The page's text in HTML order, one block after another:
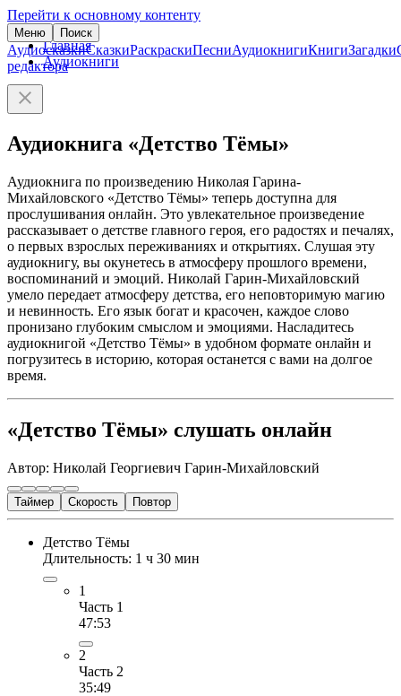
Перейти к основному контенту
Меню Поиск
АудиосказкиСказкиРаскраскиПесниАудиокнигиКнигиЗагадки
редактора
Главная
Аудиокниги
Аудиокнига «Детство Тёмы»
Аудиокнига по произведению Николая Гарина-
Михайловского «Детство Тёмы» теперь доступна для
прослушивания онлайн. Это увлекательное произведение
рассказывает о детстве главного героя, его радостях и печалях,
о первых взрослых переживаниях и открытиях. Слушая эту
аудиокнигу, вы окунетесь в атмосферу прошлого времени,
воспоминаний и эмоций. Николай Гарин-Михайловский
умело передает атмосферу детства, его неповторимую магию
и невинность. Его язык богат и красочен, каждое слово
пронизано глубоким смыслом и эмоциями. Насладитесь
аудиокнигой «Детство Тёмы» в удобном формате онлайн и
погрузитесь в историю, которая останется с вами на долгое
время.
«Детство Тёмы» слушать онлайн
Автор: Николай Георгиевич Гарин-Михайловский
Таймер Скорость Повтор
Детство Тёмы
Длительность: 1 ч 30 мин
1
Часть 1
47:53
2
Часть 2
35:49